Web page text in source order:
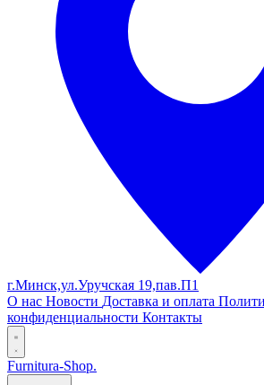
г.Минск,ул.Уручская 19,пав.П1
О нас Новости Доставка и оплата
конфиденциальности Контакты
Furnitura-Shop.